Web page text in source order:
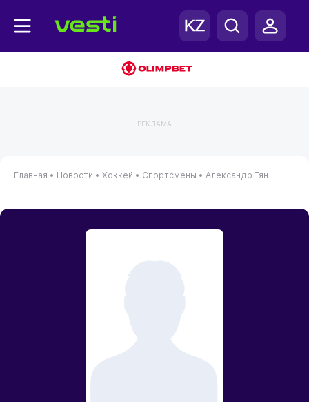
РЕКЛАМА
Главная • Новости • Хоккей • Спортсмены • Александр Тян